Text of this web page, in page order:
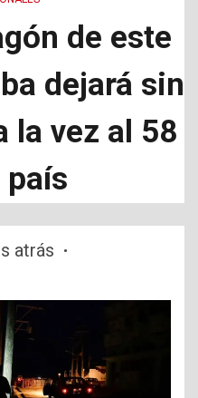
de este
dejará sin
la vez al 58
país
atrás